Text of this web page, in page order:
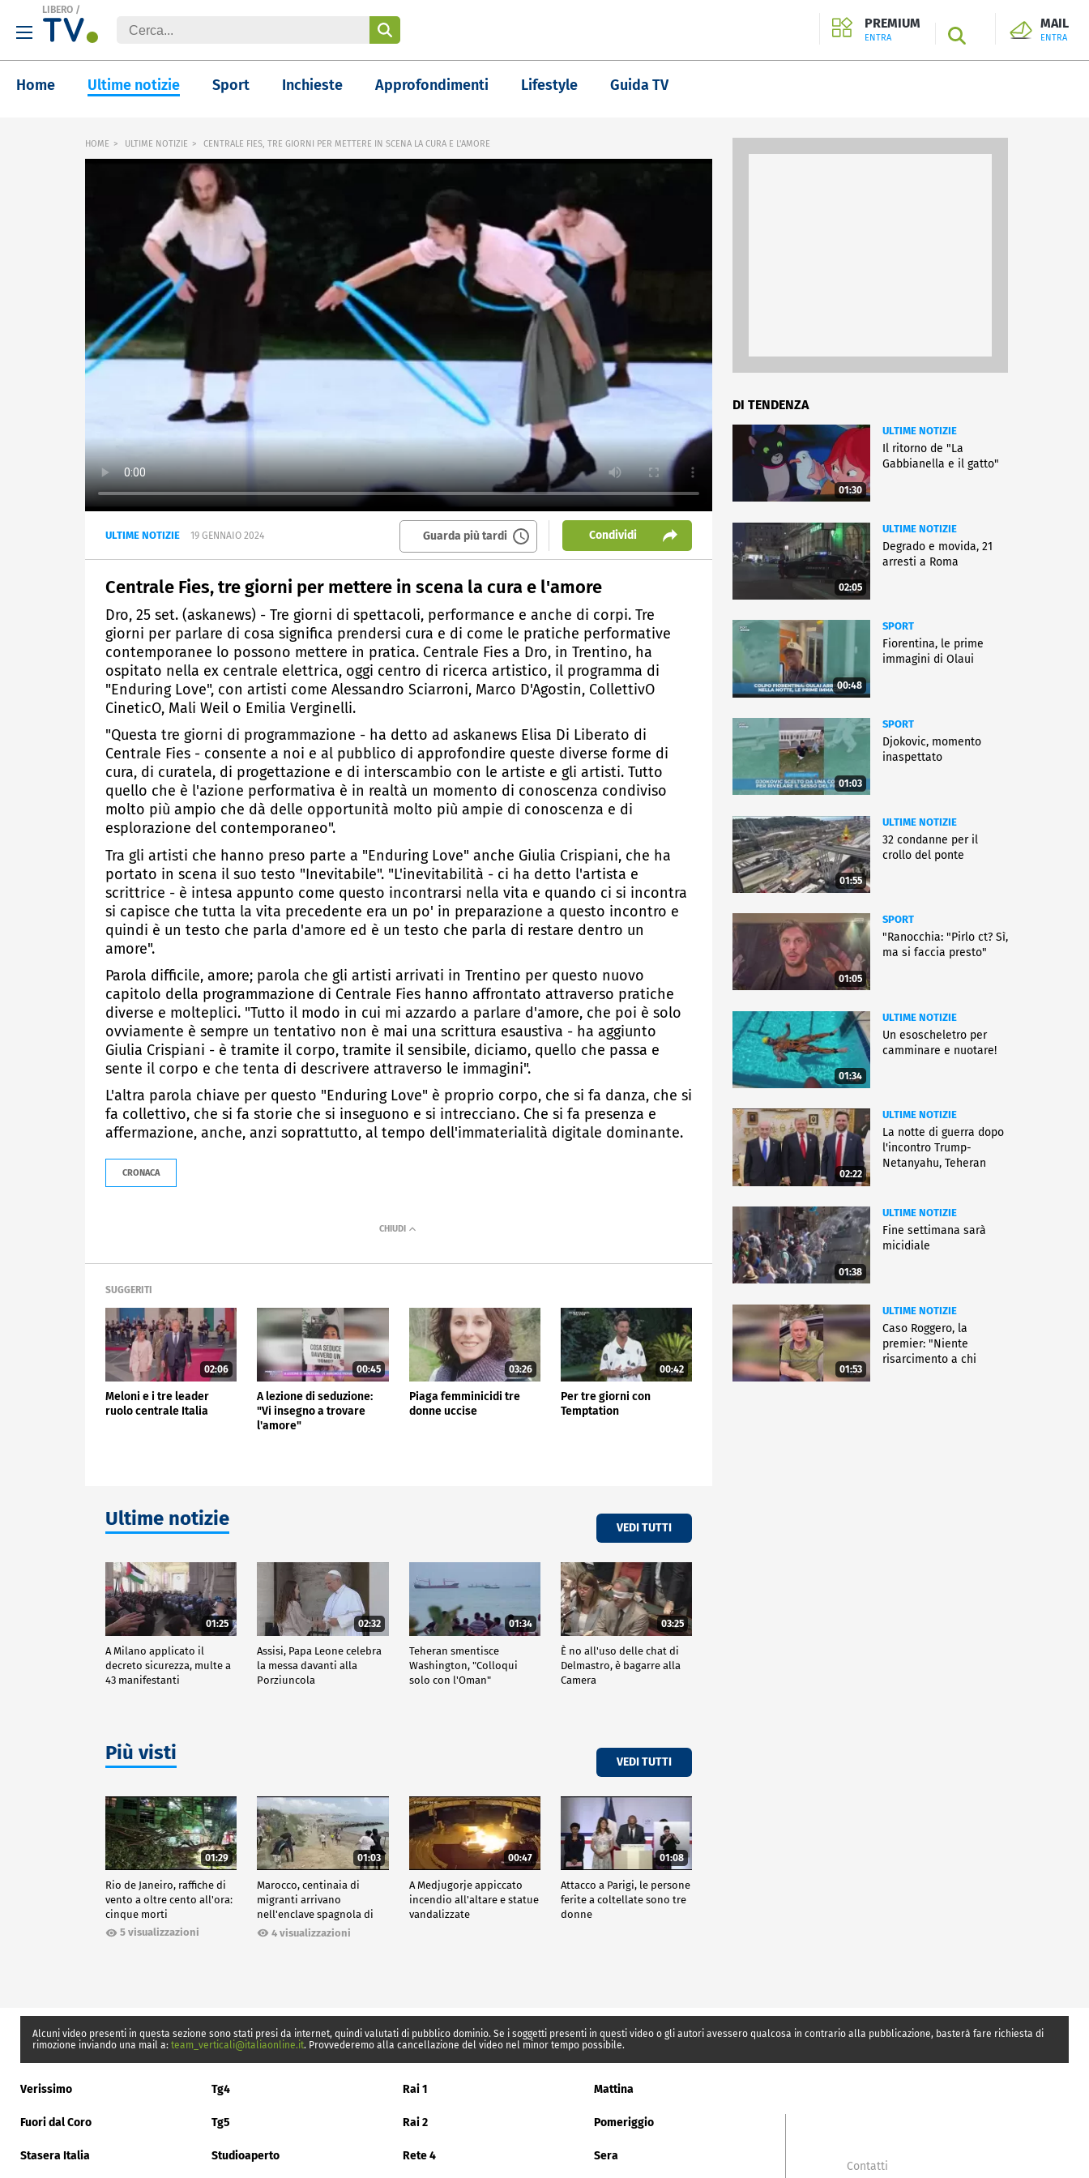
LIBERO /
PREMIUM
ENTRA SEARCH
MAIL
ENTRA
Home Ultime notizie Sport Inchieste Approfondimenti Lifestyle Guida TV
HOME ULTIME NOTIZIE CENTRALE FIES, TRE GIORNI PER METTERE IN SCENA LA CURA E L'AMORE
ULTIME NOTIZIE 19 GENNAIO 2024 Guarda più tardi Condividi
Centrale Fies, tre giorni per mettere in scena la cura e l'amore
Dro, 25 set. (askanews) - Tre giorni di spettacoli, performance e anche di corpi. Tre
giorni per parlare di cosa significa prendersi cura e di come le pratiche performative
contemporanee lo possono mettere in pratica. Centrale Fies a Dro, in Trentino, ha
ospitato nella ex centrale elettrica, oggi centro di ricerca artistico, il programma di
"Enduring Love", con artisti come Alessandro Sciarroni, Marco D'Agostin, CollettivO
CineticO, Mali Weil o Emilia Verginelli.
"Questa tre giorni di programmazione - ha detto ad askanews Elisa Di Liberato di
Centrale Fies - consente a noi e al pubblico di approfondire queste diverse forme di
cura, di curatela, di progettazione e di interscambio con le artiste e gli artisti. Tutto
quello che è l'azione performativa è in realtà un momento di conoscenza condiviso
molto più ampio che dà delle opportunità molto più ampie di conoscenza e di
esplorazione del contemporaneo".
Tra gli artisti che hanno preso parte a "Enduring Love" anche Giulia Crispiani, che ha
portato in scena il suo testo "Inevitabile". "L'inevitabilità - ci ha detto l'artista e
scrittrice - è intesa appunto come questo incontrarsi nella vita e quando ci si incontra
si capisce che tutta la vita precedente era un po' in preparazione a questo incontro e
quindi è un testo che parla d'amore ed è un testo che parla di restare dentro un
amore".
Parola difficile, amore; parola che gli artisti arrivati in Trentino per questo nuovo
capitolo della programmazione di Centrale Fies hanno affrontato attraverso pratiche
diverse e molteplici. "Tutto il modo in cui mi azzardo a parlare d'amore, che poi è solo
ovviamente è sempre un tentativo non è mai una scrittura esaustiva - ha aggiunto
Giulia Crispiani - è tramite il corpo, tramite il sensibile, diciamo, quello che passa e
sente il corpo e che tenta di descrivere attraverso le immagini".
L'altra parola chiave per questo "Enduring Love" è proprio corpo, che si fa danza, che si
fa collettivo, che si fa storie che si inseguono e si intrecciano. Che si fa presenza e
affermazione, anche, anzi soprattutto, al tempo dell'immaterialità digitale dominante.
CRONACA
SUGGERITI
02:06
Meloni e i tre leader
ruolo centrale Italia
00:45
A lezione di seduzione:
"Vi insegno a trovare
l'amore"
03:26
Piaga femminicidi tre
donne uccise
00:42
Per tre giorni con
Temptation
Ultime notizie VEDI TUTTI
01:25
A Milano applicato il
decreto sicurezza, multe a
43 manifestanti
02:32
Assisi, Papa Leone celebra
la messa davanti alla
Porziuncola
01:34
Teheran smentisce
Washington, "Colloqui
solo con l'Oman"
03:25
È no all'uso delle chat di
Delmastro, è bagarre alla
Camera
Più visti VEDI TUTTI
01:29
Rio de Janeiro, raffiche di
vento a oltre cento all'ora:
cinque morti
5 visualizzazioni
01:03
Marocco, centinaia di
migranti arrivano
nell'enclave spagnola di
Ceuta4 visualizzazioni
00:47
A Medjugorje appiccato
incendio all'altare e statue
vandalizzate
01:08
Attacco a Parigi, le persone
ferite a coltellate sono tre
donne
DI TENDENZA
01:30
ULTIME NOTIZIE
Il ritorno de "La
Gabbianella e il gatto"
02:05
ULTIME NOTIZIE
Degrado e movida, 21
arresti a Roma
00:48
SPORT
Fiorentina, le prime
immagini di Olaui
01:03
SPORT
Djokovic, momento
inaspettato
01:55
ULTIME NOTIZIE
32 condanne per il
crollo del ponte
01:05
SPORT
"Ranocchia: "Pirlo ct? Sì,
ma si faccia presto"
01:34
ULTIME NOTIZIE
Un esoscheletro per
camminare e nuotare!
02:22
ULTIME NOTIZIE
La notte di guerra dopo
l'incontro Trump-
Netanyahu, Teheran
01:38
ULTIME NOTIZIE
Fine settimana sarà
micidiale
01:53
ULTIME NOTIZIE
Caso Roggero, la
premier: "Niente
risarcimento a chi
Alcuni video presenti in questa sezione sono stati presi da internet, quindi valutati di pubblico dominio. Se i soggetti presenti in questi video o gli autori avessero qualcosa in contrario alla pubblicazione, basterà fare richiesta di
rimozione inviando una mail a: team_verticali@italiaonline.it. Provvederemo alla cancellazione del video nel minor tempo possibile.
Verissimo Tg4 Rai 1 Mattina
Fuori dal Coro Tg5 Rai 2 Pomeriggio
Stasera Italia Studioaperto Rete 4 Sera
Contatti